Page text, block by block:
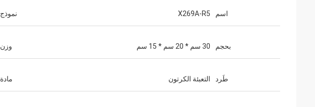
اسم X269A-R5 نموذج
بحجم 30 سم * 20 سم * 15 سم وزن
طَرد التعبئة الكرتون مادة